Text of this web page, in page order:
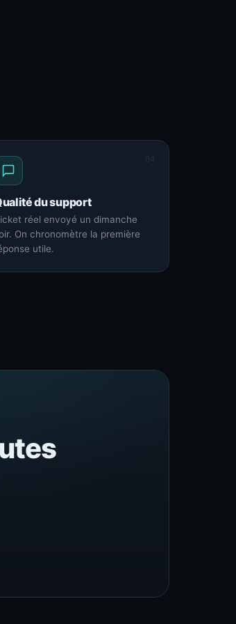
04
du support
réel envoyé un dimanche
On chronomètre la première
utile.